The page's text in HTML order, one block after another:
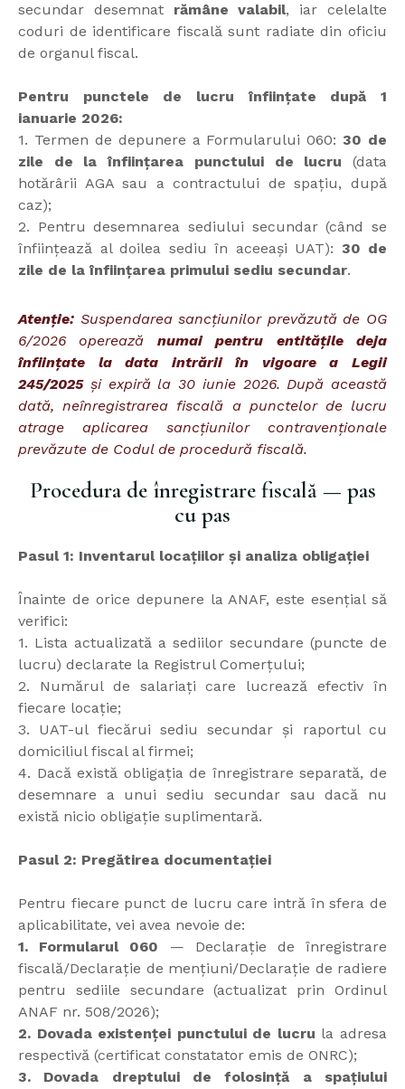
secundar desemnat rămâne valabil, iar celelalte
coduri de identificare fiscală sunt radiate din oficiu
de organul fiscal.
Pentru punctele de lucru înființate după 1
ianuarie 2026:
1. Termen de depunere a Formularului 060:30 de
zile de la înființarea punctului de lucru (data
hotărârii AGA sau a contractului de spațiu, după
caz);
2. Pentru desemnarea sediului secundar (când se
înființează al doilea sediu în aceeași UAT): 30 de
zile de la înființarea primului sediu secundar.
Atenție: Suspendarea sancțiunilor prevăzută de OG
6/2026 operează numai pentru entitățile deja
înființate la data intrării în vigoare a Legii
245/2025și expiră la 30 iunie 2026. După această
dată, neînregistrarea fiscală a punctelor de lucru
atrage aplicarea sancțiunilor contravenționale
prevăzute de Codul de procedură fiscală.
Procedura de înregistrare fiscală — pas
cu pas
Pasul 1: Inventarul locațiilor și analiza obligației
Înainte de orice depunere la ANAF, este esențial să
verifici:
1. Lista actualizată a sediilor secundare (puncte de
lucru) declarate la Registrul Comerțului;
2. Numărul de salariați care lucrează efectiv în
fiecare locație;
3. UAT-ul fiecărui sediu secundar și raportul cu
domiciliul fiscal al firmei;
4. Dacă există obligația de înregistrare separată, de
desemnare a unui sediu secundar sau dacă nu
există nicio obligație suplimentară.
Pasul 2: Pregătirea documentației
Pentru fiecare punct de lucru care intră în sfera de
aplicabilitate, vei avea nevoie de:
1. Formularul 060 — Declarație de înregistrare
fiscală/Declarație de mențiuni/Declarație de radiere
pentru sediile secundare (actualizat prin Ordinul
ANAF nr. 508/2026);
2. Dovada existenței punctului de lucru la adresa
respectivă (certificat constatator emis de ONRC);
3. Dovada dreptului de folosință a spațiului